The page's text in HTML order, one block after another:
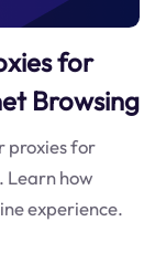
for
Browsing
proxies for
Learn how
experience.